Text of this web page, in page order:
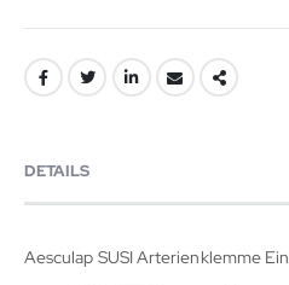
DETAILS
Aesculap SUSI Arterienklemme